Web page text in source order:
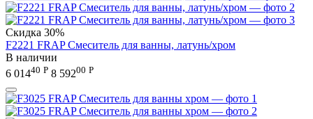
Скидка 30%
F2221 FRAP Смеситель для ванны, латунь/хром
В наличии
6 01440 Р 8 59200 Р